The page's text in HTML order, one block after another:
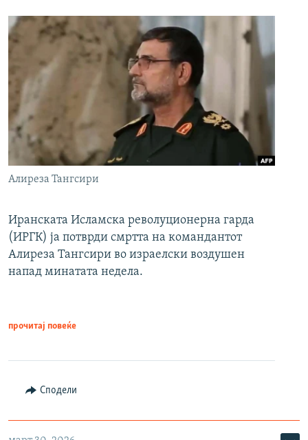
Алиреза Тангсири
Иранската Исламска револуционерна гарда
(ИРГК) ја потврди смртта на командантот
Алиреза Тангсири во израелски воздушен
напад минатата недела.
прочитај повеќе
Сподели